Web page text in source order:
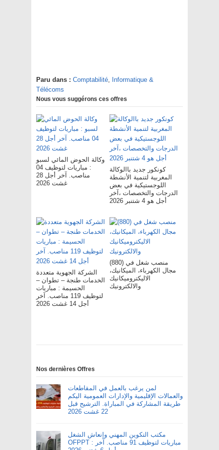
Paru dans : Comptabilité, Informatique &
Télécoms
Nous vous suggérons ces offres
وكالة الحوض المائي لسبو
: مباريات لتوظيف 04
مناصب. آخر أجل 28
غشت 2026
كونكور جديد باالوكالة
المغربية لتنمية الأنشطة
اللوجستيكية في بعض
الدرجات والتخصصات ،آخر
أجل هو 4 شتنبر 2026
الشركة الجهوية متعددة
الخدمات طنجة – تطوان –
الحسيمة : مباريات
لتوظيف 119 مناصب. آخر
أجل 14 غشت 2026
(880) منصب شغل في
مجال الكهرباء، الميكانيك،
الاليكتروميكانيك
والالكترونيك
Nos dernières Offres
لمن يرغب بالعمل في المقاطعات
والعمالات الإقليمية والإدارات العمومية اليكم
طريقة المشاركة في المباراة. الترشيح قبل
22 غشت 2026
مكتب التكوين المهني وإنعاش الشغل
OFPPT : مباريات لتوظيف 91 مناصب. آخر